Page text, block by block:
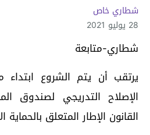
شطاري خاص
28 يوليو 2021
شطاري-متابعة
يرتقب أن يتم الشروع
الإصلاح التدريجي لصندوق
القانون الإطار المتعلق بالحماية